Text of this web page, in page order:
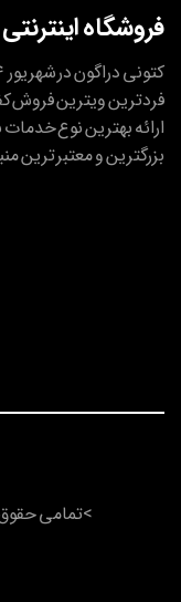
فروشگاه
فردترین ویترین فروش
ارائه بهترین نوع
بزرگترین و معتبر ترین
>تمامی